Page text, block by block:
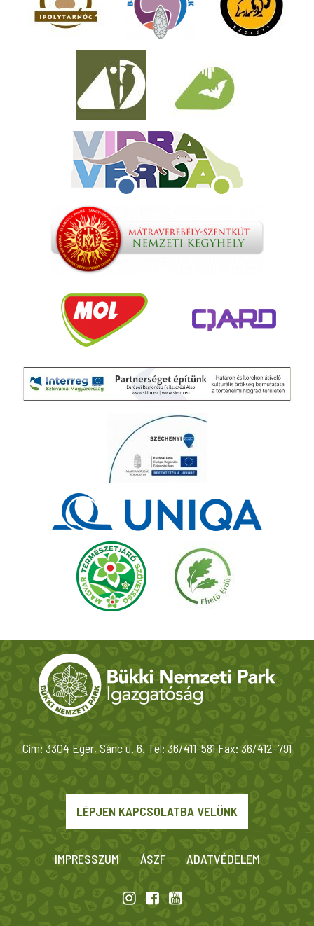
Cím: 3304 Eger, Sánc u. 6. Tel: 36/411-581 Fax: 36/412-791
LÉPJEN KAPCSOLATBA VELÜNK
IMPRESSZUM ÁSZF ADATVÉDELEM